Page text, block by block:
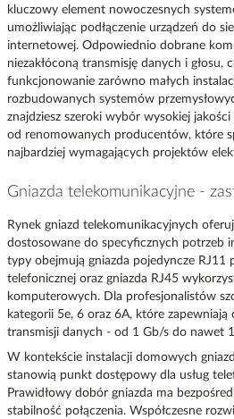
kluczowy element nowoczesnych
umożliwiając podłączenie urządzeń do
internetowej. Odpowiednio dobrane
niezakłóconą transmisję danych i głosu,
funkcjonowanie zarówno małych
rozbudowanych systemów
znajdziesz szeroki wybór wysokiej
od renomowanych producentów, które
najbardziej wymagających projektów
Gniazda telekomunikacyjne -
Rynek gniazd telekomunikacyjnych
dostosowane do specyficznych potrzeb
typy obejmują gniazda pojedyncze RJ11
telefonicznej oraz gniazda RJ45
komputerowych. Dla profesjonalistów
kategorii 5e, 6 oraz 6A, które zapewniają
transmisji danych - od 1 Gb/s do nawet
W kontekście instalacji domowych
stanowią punkt dostępowy dla usług
Prawidłowy dobór gniazda ma
stabilność połączenia. Współczesne